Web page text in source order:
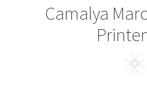
Camalya